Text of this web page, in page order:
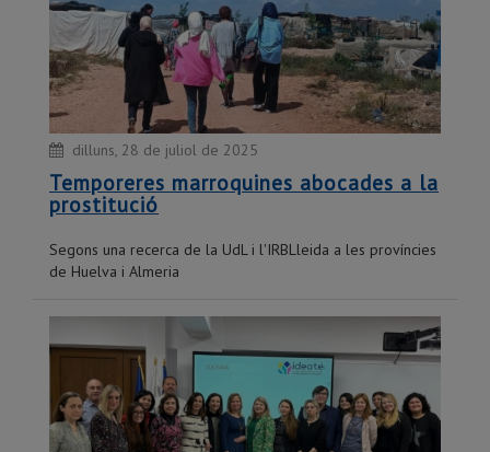
dilluns, 28 de juliol de 2025
Temporeres marroquines abocades a la
prostitució
Segons una recerca de la UdL i l'IRBLleida a les províncies
de Huelva i Almeria